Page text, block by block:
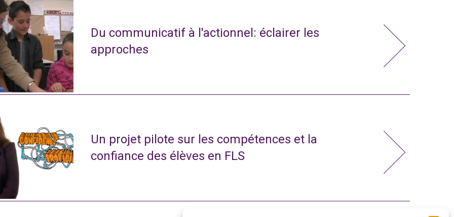
Du communicatif à l'actionnel: éclairer les
approches
Un projet pilote sur les compétences et la
confiance des élèves en FLS